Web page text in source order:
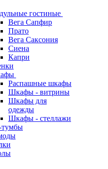
гостиные
Вега Сапфир
Прато
Вега Саксония
Сиена
Капри
Распашные шкафы
Шкафы - витрины
Шкафы для
одежды
Шкафы - стеллажи